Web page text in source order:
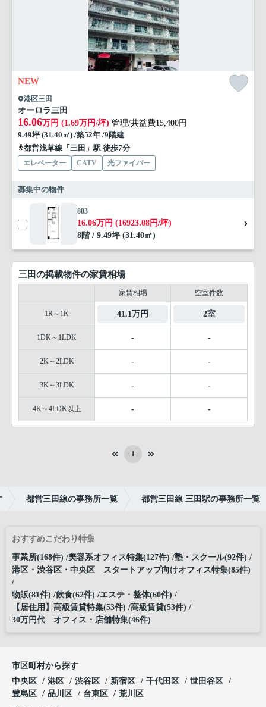
NEW
港区三田
オーロラ三田
16.06万円 (1.69万円/坪) 管理/共益費15,400円
9.49坪 (31.40㎡) /築52年 /9階建
都営浅草線「三田」駅 徒歩7分
エレベーター CATV 光ファイバー
募集中の物件
803
16.06万円 (16923.08円/坪)
8階 / 9.49坪 (31.40㎡)
三田の掲載物件の家賃相場
家賃相場 空室件数
1R～1K 41.1万円 2室
1DK～1LDK - -
2K～2LDK - -
3K～3LDK - -
4K～4LDK以上 - -
1
都営三田線の事務所一覧 都営三田線 三田駅の事務所一覧
おすすめこだわり特集
事業所(168件) 美容系オフィス特集(127件) 塾・スクール(92件)
港区・渋谷区・中央区 スタートアップ向けオフィス特集(85件)
物販(81件) 飲食(62件) エステ・整体(60件)
【居住用】高級賃貸特集(53件) 高級賃貸(53件)
30万円代 オフィス・店舗特集(46件)
市区町村から探す
中央区
港区 渋谷区 新宿区 千代田区
世田谷区
豊島区
品川区 台東区 荒川区